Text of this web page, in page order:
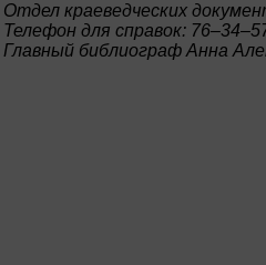
Отдел краеведческих
Телефон для справок:
Главный библиограф Анна